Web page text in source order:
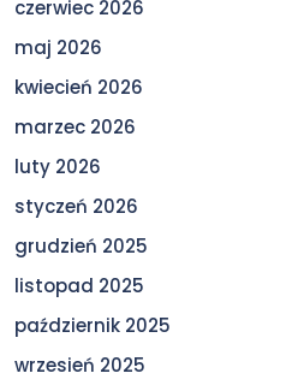
czerwiec 2026
maj 2026
kwiecień 2026
marzec 2026
luty 2026
styczeń 2026
grudzień 2025
listopad 2025
październik 2025
wrzesień 2025